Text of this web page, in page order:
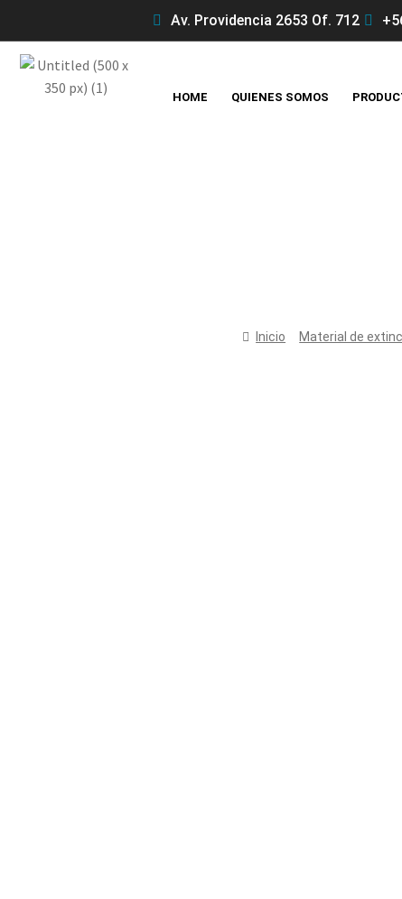
Av. Providencia 2653 Of. 712
HOME QUIENES SOMOS
Inicio Material de